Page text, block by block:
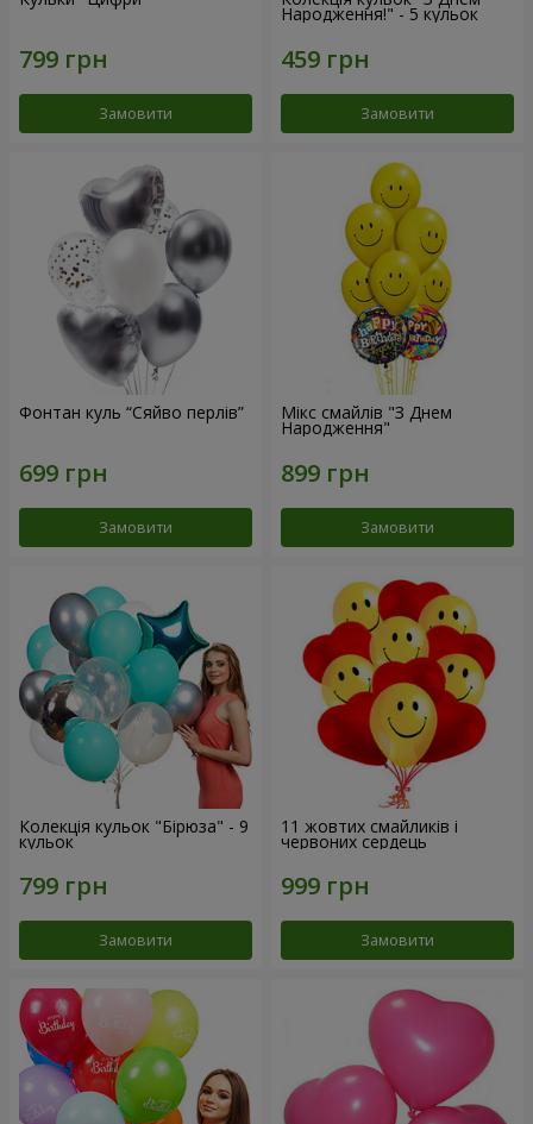
Замовити
Народження!" - 5 кульок
Замовити
Фонтан куль “Сяйво перлів”
Замовити
Мікс смайлів "З Днем
Народження"
Замовити
Колекція кульок "Бірюза" - 9
кульок
Замовити
11 жовтих смайликів і
червоних сердець
Замовити